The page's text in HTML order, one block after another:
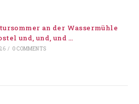
an der Wassermühle
und, und, und …
/ 0 COMMENTS